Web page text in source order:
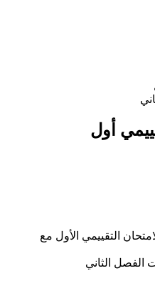
أول
الفصل الثاني